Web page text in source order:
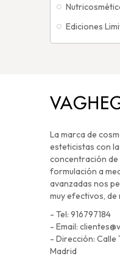
Ediciones
La marca de
esteticistas con
concentración de
formulación a
avanzadas nos
muy efectivos, de
- Tel: 916797184
- Email:
- Dirección: Calle
Madrid